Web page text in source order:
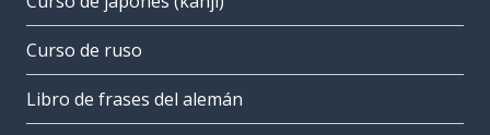
Curso de ruso
Libro de frases del alemán